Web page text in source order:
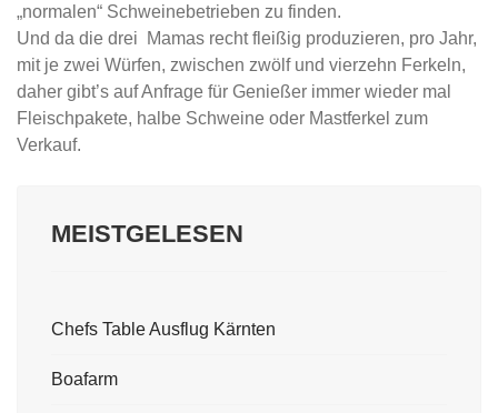
„normalen“ Schweinebetrieben zu finden.
Und da die drei Mamas recht fleißig produzieren, pro Jahr,
mit je zwei Würfen, zwischen zwölf und vierzehn Ferkeln,
daher gibt’s auf Anfrage für Genießer immer wieder mal
Fleischpakete, halbe Schweine oder Mastferkel zum
Verkauf.
MEISTGELESEN
Chefs Table Ausflug Kärnten
Boafarm